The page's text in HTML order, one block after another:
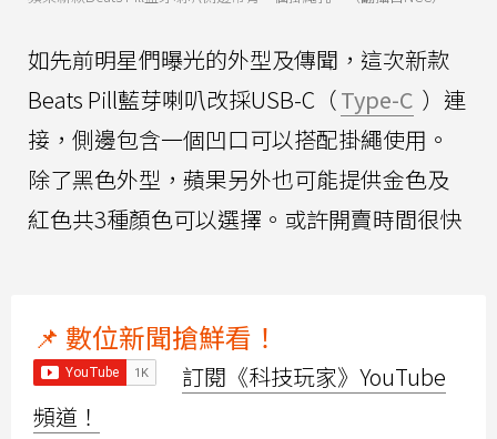
如先前明星們曝光的外型及傳聞，這次新款
Beats Pill藍芽喇叭改採USB-C（Type-C ）連
接，側邊包含一個凹口可以搭配掛繩使用。
除了黑色外型，蘋果另外也可能提供金色及
紅色共3種顏色可以選擇。或許開賣時間很快
📌 數位新聞搶鮮看！
訂閱《科技玩家》YouTube
頻道！